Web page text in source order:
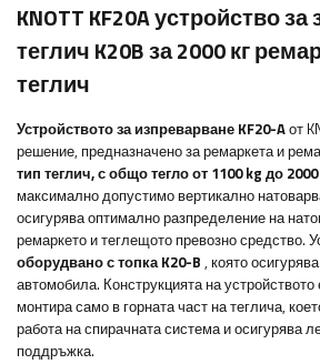
KNOTT KF20A устройство
теглич K20B за 2000 кг
теглич
Устройството за изпреварване KF20-Aот
решение, предназначено за ремаркета и
тип теглич, с общо тегло от 1100 kg до
максимално допустимо вертикално
осигурява оптимално разпределение на
ремаркето и теглещото превозно средство.
оборудвано с топка K20-B , която
автомобила. Конструкцията на
монтира само в горната част на теглича,
работа на спирачната система и осигурява
поддръжка.